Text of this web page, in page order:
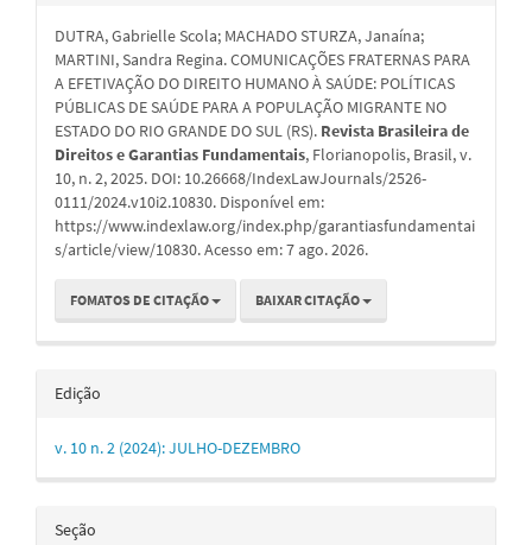
artigo
DUTRA, Gabrielle Scola; MACHADO STURZA, Janaína;
MARTINI, Sandra Regina. COMUNICAÇÕES FRATERNAS PARA
A EFETIVAÇÃO DO DIREITO HUMANO À SAÚDE: POLÍTICAS
PÚBLICAS DE SAÚDE PARA A POPULAÇÃO MIGRANTE NO
ESTADO DO RIO GRANDE DO SUL (RS). Revista Brasileira de
Direitos e Garantias Fundamentais, Florianopolis, Brasil, v.
10, n. 2, 2025. DOI: 10.26668/IndexLawJournals/2526-
0111/2024.v10i2.10830. Disponível em:
https://www.indexlaw.org/index.php/garantiasfundamentai
s/article/view/10830. Acesso em: 7 ago. 2026.
FOMATOS DE CITAÇÃO BAIXAR CITAÇÃO
Edição
v. 10 n. 2 (2024): JULHO-DEZEMBRO
Seção